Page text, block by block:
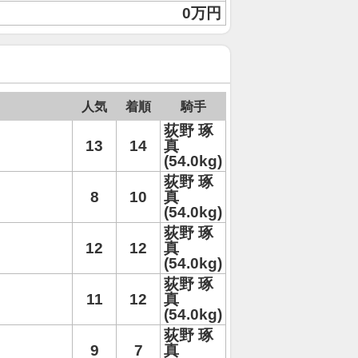
0万円
人気 着順 騎手
13 14
荻野 琢
真
(54.0kg)
8 10
荻野 琢
真
(54.0kg)
12 12
荻野 琢
真
(54.0kg)
11 12
荻野 琢
真
(54.0kg)
9 7
荻野 琢
真